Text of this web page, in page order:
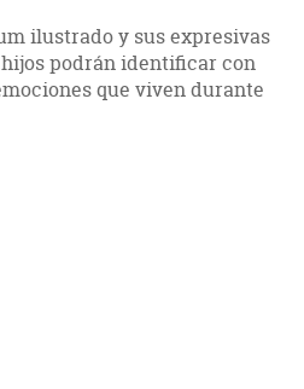
ilustrado y sus expresivas
podrán identificar con
que viven durante